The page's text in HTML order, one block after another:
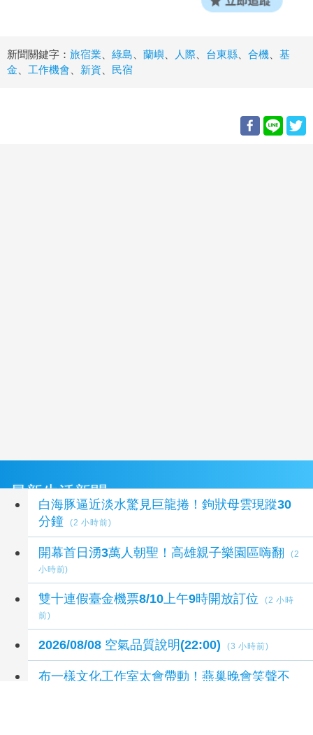
新聞關鍵字： 旅宿業 綠島 蘭嶼 人際 台東縣 合機
基
金
工作機會 新資 民宿
最新生活新聞
白海豚逼近淡水驚見巨龍捲！鉤狀母雲現蹤30
分鐘
(2 小時前)
開幕首日湧3萬人朝聖！高雄親子樂園區嗨翻
(2
小時前)
雙十連假臺金機票8/10上午9時開放訂位
(2 小時
前)
2026/08/08 空氣品質說明(22:00) (3 小時前)
布一樣文化工作室太會帶動！燕巢晚會笑聲不